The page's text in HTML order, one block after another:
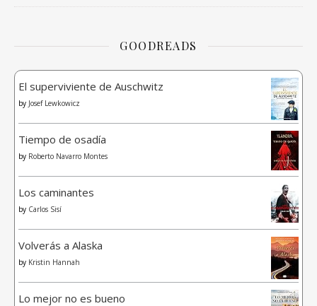
GOODREADS
El superviviente de Auschwitz
by Josef Lewkowicz
Tiempo de osadía
by Roberto Navarro Montes
Los caminantes
by Carlos Sisí
Volverás a Alaska
by Kristin Hannah
Lo mejor no es bueno